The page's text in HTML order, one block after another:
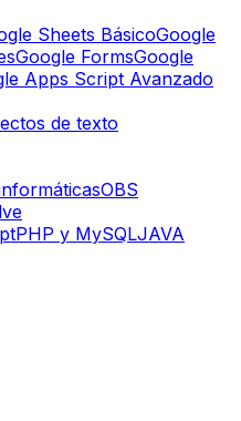
Sheets BásicoGoogle
Google FormsGoogle
Apps Script Avanzado
de texto
OBS
PHP y MySQLJAVA